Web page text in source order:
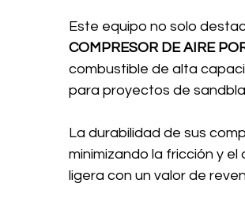
Este equipo no solo
COMPRESOR DE AIRE
combustible de alta
para proyectos de
La durabilidad de sus
minimizando la fricción y
ligera con un valor de